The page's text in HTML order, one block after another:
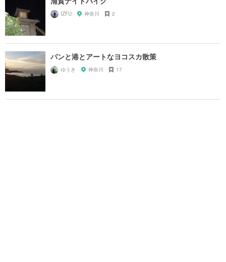
IZFU 神奈川 2
パンと港とアートなヨコスカ散策
ゆうき 神奈川 17